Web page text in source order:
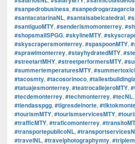
#sanpedrobusiness, #sanpedrogarzagarcia
#santacatarinaNL, #santaisabelcatedral,
#santiguoMTY, #senderismomonterrey,
#shopsmallSPGG, #skylineMTY,
#skyscrapersmonterrey, #spaspoonMTY,
#sprawlmonterrey, #stayhydratedMTY,
#streetartMHY, #streetperformersMTY,
#summertemperaturesMTY,
#tacosmty, #tacosorinoco,
#tatuajesmonterrey, #teatrocallejeroMTY,
#tecdemonterrey, #techmonterrey, #tecNL,
#tiendasspgg, #tigresdelnorte,
#tourismMTY, #tourismservicesMTY,
#trafficMTY, #traficomonterrey,
#transportepublicoNL,
#travelNL, #travelphotographymty,